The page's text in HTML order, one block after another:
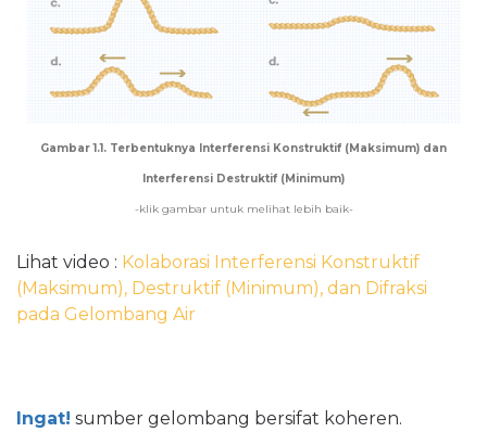
Gambar 1.1. Terbentuknya Interferensi Konstruktif (Maksimum) dan
Interferensi Destruktif (Minimum)
-klik gambar untuk melihat lebih baik-
Lihat video : Kolaborasi Interferensi Konstruktif
(Maksimum), Destruktif (Minimum), dan Difraksi
pada Gelombang Air
Ingat! sumber gelombang bersifat koheren.